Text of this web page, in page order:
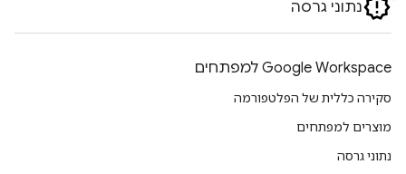
נתוני גרסה
Google Workspace למפתחים
סקירה כללית של הפלטפורמה
מוצרים למפתחים
נתוני גרסה